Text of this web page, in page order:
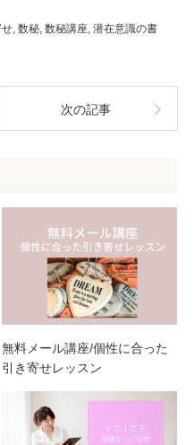
せ, 数秘, 数秘講座, 潜在意識の書
次の記事
無料メール講座/個性に合った
引き寄せレッスン